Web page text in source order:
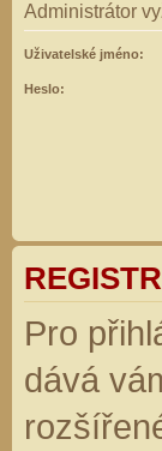
Administrátor
Uživatelské jméno:
Heslo:
Pro
dává